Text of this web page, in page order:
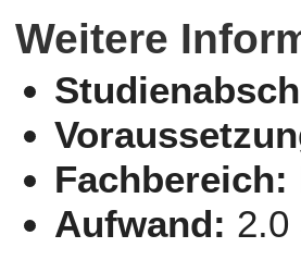
Weitere
Fachbereich:
Aufwand: 2.0